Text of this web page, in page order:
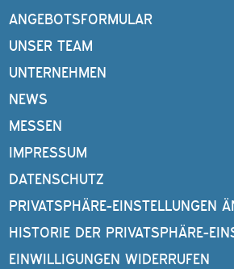
ANGEBOTSFORMULAR
UNSER TEAM
UNTERNEHMEN
NEWS
MESSEN
IMPRESSUM
DATENSCHUTZ
PRIVATSPHÄRE-EINSTELLUNGEN
HISTORIE DER PRIVATSPHÄRE-
EINWILLIGUNGEN WIDERRUFEN